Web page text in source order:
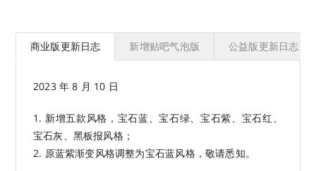
商业版更新日志 新增贴吧气泡版 公益版更新日志
2023 年 8 月 10 日
1. 新增五款风格，宝石蓝、宝石绿、宝石紫、宝石红、
宝石灰、黑板报风格；
2. 原蓝紫渐变风格调整为宝石蓝风格，敬请悉知。